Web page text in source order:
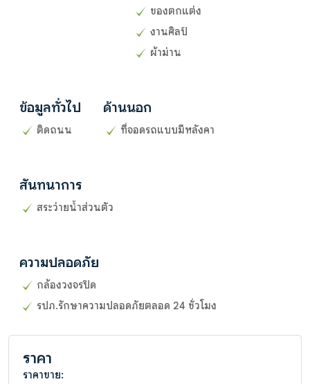
ของตกแต่ง
งานศิลป์
ผ้าม่าน
ข้อมูลทั่วไป
ติดถนน
ด้านนอก
ที่จอดรถแบบมีหลังคา
สันทนาการ
สระว่ายน้ำส่วนตัว
ความปลอดภัย
กล้องวงจรปิด
รปภ.รักษาความปลอดภัยตลอด 24 ชั่วโมง
ราคา
ราคาขาย: